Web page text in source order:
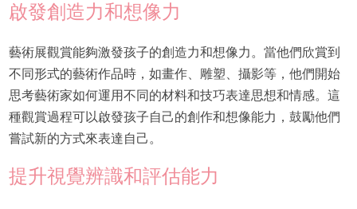
啟發創造力和想像力
藝術展觀賞能夠激發孩子的創造力和想像力。當他們欣賞到
不同形式的藝術作品時，如畫作、雕塑、攝影等，他們開始
思考藝術家如何運用不同的材料和技巧表達思想和情感。這
種觀賞過程可以啟發孩子自己的創作和想像能力，鼓勵他們
嘗試新的方式來表達自己。
提升視覺辨識和評估能力